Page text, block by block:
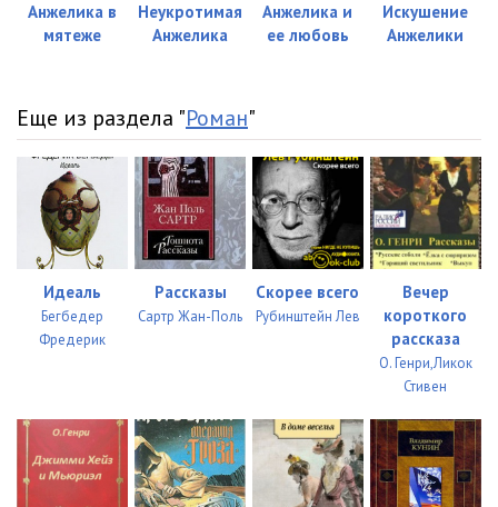
Анжелика в
мятеже
Неукротимая
Анжелика
Анжелика и
ее любовь
Искушение
Анжелики
Еще из раздела "Роман"
Идеаль
Бегбедер
Фредерик
Рассказы
Сартр Жан-Поль
Скорее всего
Рубинштейн Лев
Вечер
короткого
рассказа
О. Генри,Ликок
Стивен